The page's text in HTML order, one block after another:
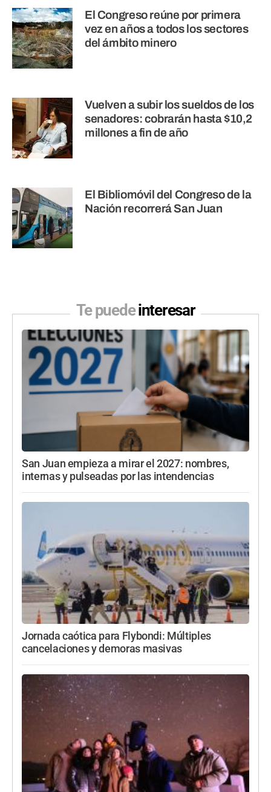
El Congreso reúne por primera
vez en años a todos los sectores
del ámbito minero
Vuelven a subir los sueldos de los
senadores: cobrarán hasta $10,2
millones a fin de año
El Bibliomóvil del Congreso de la
Nación recorrerá San Juan
Te puedeinteresar
San Juan empieza a mirar el 2027: nombres,
internas y pulseadas por las intendencias
Jornada caótica para Flybondi: Múltiples
cancelaciones y demoras masivas